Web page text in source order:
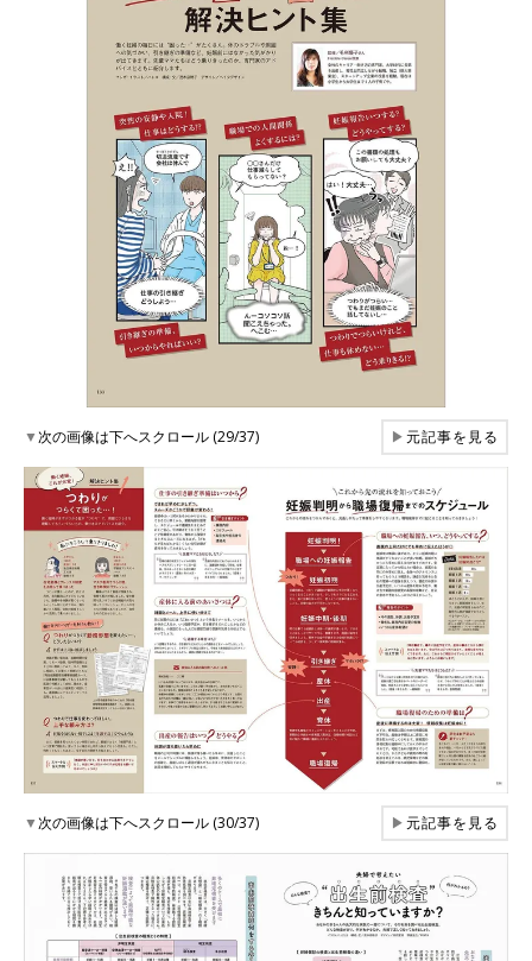
▼次の画像は下へスクロール (29/37) ▶元記事を見る
▼次の画像は下へスクロール (30/37) ▶元記事を見る